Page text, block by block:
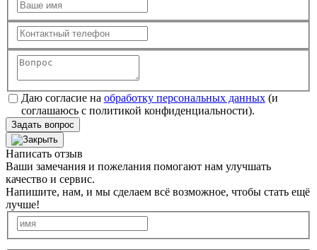
Даю согласие на обработку персональных данных(и
соглашаюсь с политикой конфиденциальности).
Задать вопрос
Написать отзыв
Ваши замечания и пожелания помогают нам улучшать
качество и сервис.
Напишите, нам, и мы сделаем всё возможное, чтобы стать ещё
лучше!